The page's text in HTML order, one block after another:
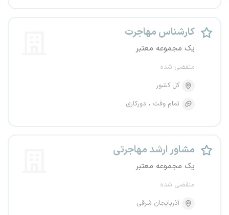
کارشناس مهاجرت
یک مجموعه معتبر
منقضی شده
کل کشور
تمام وقت
دورکاری
مشاور ارشد مهاجرتی
یک مجموعه معتبر
منقضی شده
آذربایجان شرقی